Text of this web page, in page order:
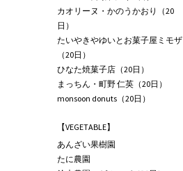
カオリーヌ・かのうかおり（20
日）
たいやきやゆいとお菓子屋ミモザ
（20日）
ひなた焼菓子店（20日）
まっちん・町野 仁英（20日）
monsoon donuts（20日）
【VEGETABLE】
あんざい果樹園
たに農園